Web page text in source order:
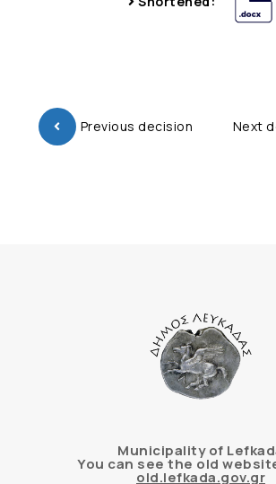
Previous decision Next
Municipality of
You can see the old
old.lefkada.gov.gr